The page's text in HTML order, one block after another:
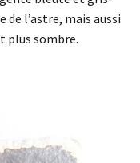
l’astre, mais aussi
plus sombre.